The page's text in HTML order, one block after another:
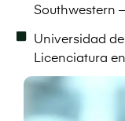
Southwestern
Universidad
Licenciatura